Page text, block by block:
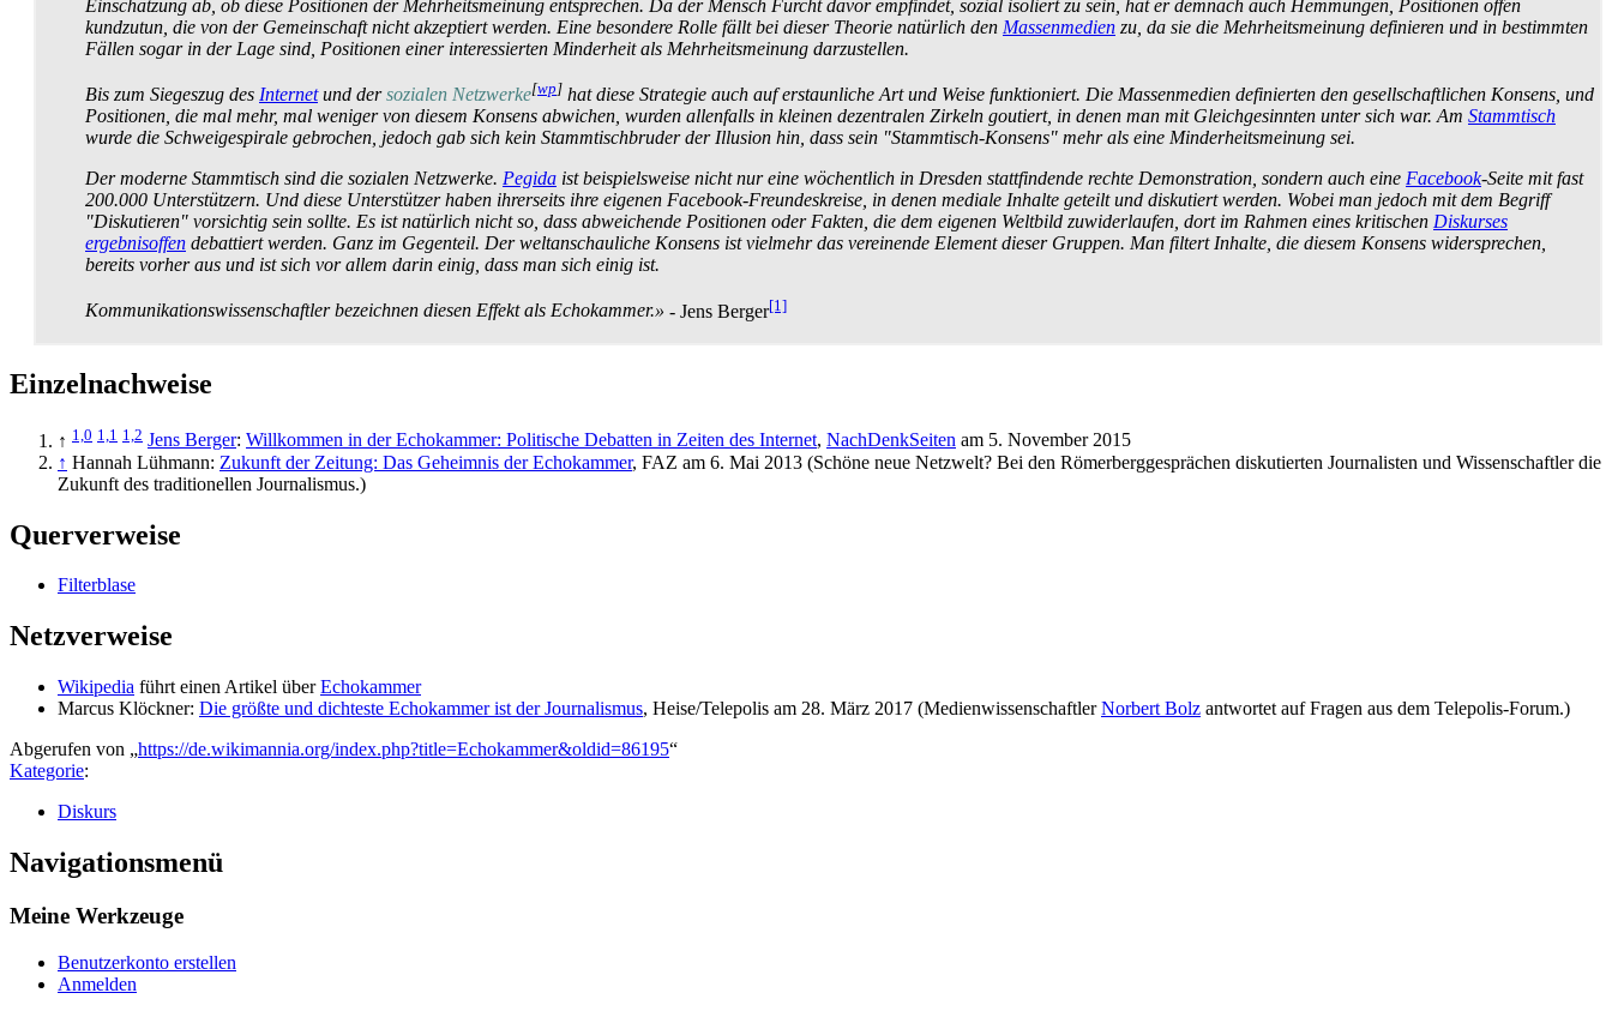
Einschätzung ab, ob diese Positionen der Mehrheits­meinung entsprechen. Da der Mensch Furcht davor empfindet, sozial isoliert zu sein, hat er demnach auch Hemmungen, Positionen offen
kundzutun, die von der Gemeinschaft nicht akzeptiert werden. Eine besondere Rolle fällt bei dieser Theorie natürlich den Massenmedien zu, da sie die Mehrheits­meinung definieren und in bestimmten
Fällen sogar in der Lage sind, Positionen einer interessierten Minderheit als Mehrheits­meinung darzustellen.
Bis zum Siegeszug des Internetund dersozialen Netzwerke[wp] hat diese Strategie auch auf erstaunliche Art und Weise funktioniert. Die Massenmedien definierten den gesell­schaft­lichen Konsens, und
Positionen, die mal mehr, mal weniger von diesem Konsens abwichen, wurden allenfalls in kleinen dezentralen Zirkeln goutiert, in denen man mit Gleich­gesinnten unter sich war. Am Stammtisch
wurde die Schweige­spirale gebrochen, jedoch gab sich kein Stammtisch­bruder der Illusion hin, dass sein "Stammtisch-Konsens" mehr als eine Minderheits­meinung sei.
Der moderne Stammtisch sind die sozialen Netzwerke. Pegida ist beispielsweise nicht nur eine wöchentlich in Dresden stattfindende rechte Demonstration, sondern auch eine Facebook-Seite mit fast
200.000 Unterstützern. Und diese Unterstützer haben ihrerseits ihre eigenen Facebook-Freundes­kreise, in denen mediale Inhalte geteilt und diskutiert werden. Wobei man jedoch mit dem Begriff
"Diskutieren" vorsichtig sein sollte. Es ist natürlich nicht so, dass abweichende Positionen oder Fakten, die dem eigenen Weltbild zuwiderlaufen, dort im Rahmen eines kritischen Diskurses
ergebnisoffen debattiert werden. Ganz im Gegenteil. Der weltanschauliche Konsens ist vielmehr das vereinende Element dieser Gruppen. Man filtert Inhalte, die diesem Konsens widersprechen,
bereits vorher aus und ist sich vor allem darin einig, dass man sich einig ist.
Kommunikationswissenschaftler bezeichnen diesen Effekt als Echokammer.» - Jens Berger[1]
Einzelnachweise
↑ 1,0 1,1 1,2 Jens Berger: Willkommen in der Echokammer: Politische Debatten in Zeiten des Internet, NachDenkSeiten am 5. November 2015
↑ Hannah Lühmann: Zukunft der Zeitung: Das Geheimnis der Echokammer, FAZ am 6. Mai 2013 (Schöne neue Netzwelt? Bei den Römerberggesprächen diskutierten Journalisten und Wissenschaftler die
Zukunft des traditionellen Journalismus.)
Querverweise
Filterblase
Netzverweise
Wikipedia führt einen Artikel überEchokammer
Marcus Klöckner: Die größte und dichteste Echokammer ist der Journalismus, Heise/Telepolis am 28. März 2017 (MedienwissenschaftlerNorbert Bolz antwortet auf Fragen aus dem Telepolis-Forum.)
Abgerufen von „https://de.wikimannia.org/index.php?title=Echokammer&oldid=86195“
Kategorie:
Diskurs
Navigationsmenü
Meine Werkzeuge
Benutzerkonto erstellen
Anmelden